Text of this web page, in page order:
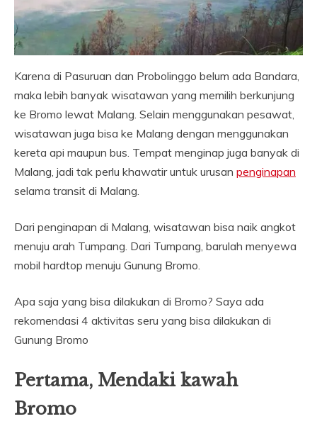
Karena di Pasuruan dan Probolinggo belum ada Bandara,
maka lebih banyak wisatawan yang memilih berkunjung
ke Bromo lewat Malang. Selain menggunakan pesawat,
wisatawan juga bisa ke Malang dengan menggunakan
kereta api maupun bus. Tempat menginap juga banyak di
Malang, jadi tak perlu khawatir untuk urusan penginapan
selama transit di Malang.
Dari penginapan di Malang, wisatawan bisa naik angkot
menuju arah Tumpang. Dari Tumpang, barulah menyewa
mobil hardtop menuju Gunung Bromo.
Apa saja yang bisa dilakukan di Bromo? Saya ada
rekomendasi 4 aktivitas seru yang bisa dilakukan di
Gunung Bromo
Pertama, Mendaki kawah
Bromo